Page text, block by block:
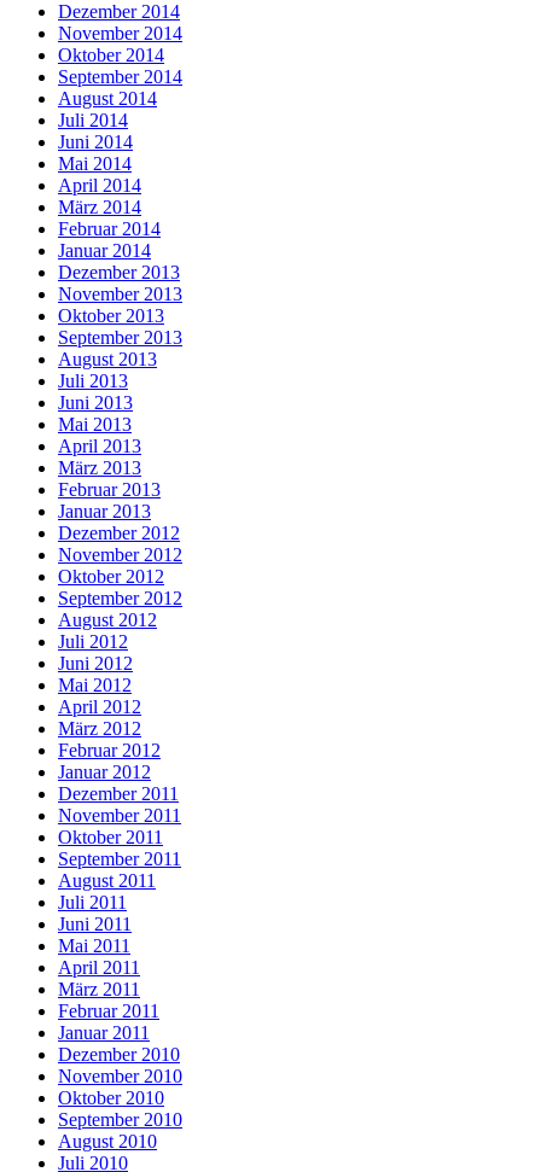
Dezember 2014
November 2014
Oktober 2014
September 2014
August 2014
Juli 2014
Juni 2014
Mai 2014
April 2014
März 2014
Februar 2014
Januar 2014
Dezember 2013
November 2013
Oktober 2013
September 2013
August 2013
Juli 2013
Juni 2013
Mai 2013
April 2013
März 2013
Februar 2013
Januar 2013
Dezember 2012
November 2012
Oktober 2012
September 2012
August 2012
Juli 2012
Juni 2012
Mai 2012
April 2012
März 2012
Februar 2012
Januar 2012
Dezember 2011
November 2011
Oktober 2011
September 2011
August 2011
Juli 2011
Juni 2011
Mai 2011
April 2011
März 2011
Februar 2011
Januar 2011
Dezember 2010
November 2010
Oktober 2010
September 2010
August 2010
Juli 2010